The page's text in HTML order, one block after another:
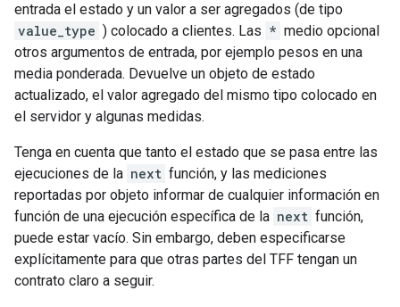
entrada el estado y un valor a ser agregados (de tipo
value_type ) colocado a clientes. Las * medio opcional
otros argumentos de entrada, por ejemplo pesos en una
media ponderada. Devuelve un objeto de estado
actualizado, el valor agregado del mismo tipo colocado en
el servidor y algunas medidas.
Tenga en cuenta que tanto el estado que se pasa entre las
ejecuciones de la next función, y las mediciones
reportadas por objeto informar de cualquier información en
función de una ejecución específica de la next función,
puede estar vacío. Sin embargo, deben especificarse
explícitamente para que otras partes del TFF tengan un
contrato claro a seguir.